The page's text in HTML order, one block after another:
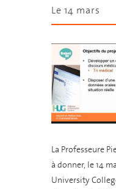
Le 14 mars
La Professeure
à donner, le 14
University